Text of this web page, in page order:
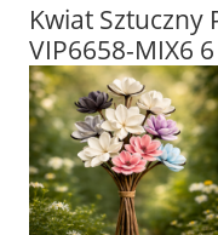
Kwiat Sztuczny
VIP6658-MIX6